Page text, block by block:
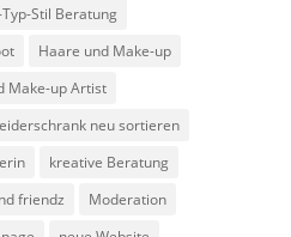
Typ-Stil Beratung
Haare und Make-up
Make-up Artist
neu sortieren
kreative Beratung
friendz
Moderation